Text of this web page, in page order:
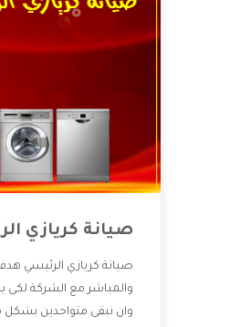
صيانة كريازي
صيانة كريازي الرئيسي
والمباشر مع الشركة لكى
وان نبقى متواجدين